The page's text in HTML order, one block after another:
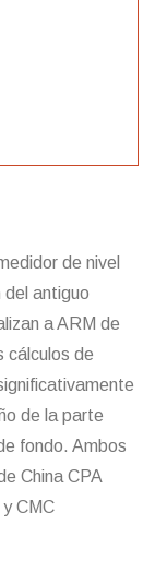
de nivel
del antiguo
a ARM de
cálculos de
de la parte
fondo. Ambos
China CPA
CMC